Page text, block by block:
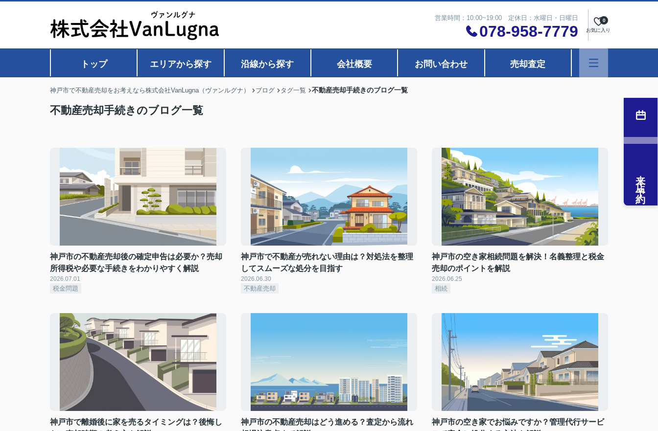
営業時間：10:00~19:00 定休日：水曜日・日曜日
078-958-7779 お気に入り
0
トップ エリアから探す 沿線から探す 会社概要 お問い合わせ 売却査定
神戸市で不動産売却をお考えなら株式会社VanLugna（ヴァンルグナ） ブログ タグ一覧 不動産売却手続きのブログ一覧
不動産売却手続きのブログ一覧
神戸市の不動産売却後の確定申告は必要か？売却
所得税や必要な手続きをわかりやすく解説
2026.07.01
税金問題
神戸市で不動産が売れない理由は？対処法を整理
してスムーズな処分を目指す
2026.06.30
不動産売却
神戸市の空き家相続問題を解決！名義整理と税金
売却のポイントを解説
2026.06.25
相続
神戸市で離婚後に家を売るタイミングは？後悔し
神戸市の不動産売却はどう進める？査定から流れ
神戸市の空き家でお悩みですか？管理代行サービ
来店予約